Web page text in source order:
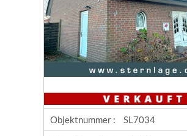
Objektnummer : SL7034